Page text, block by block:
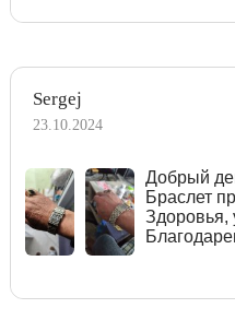
Sergej
23.10.2024
Добрый
Браслет
Здоровья,